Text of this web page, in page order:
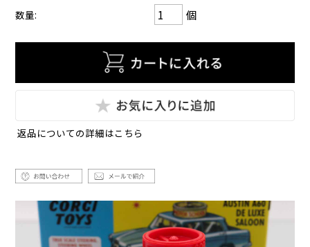
数量: 個
返品についての詳細はこちら